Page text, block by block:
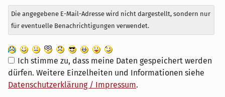
Die angegebene E-Mail-Adresse wird nicht dargestellt, sondern nur
für eventuelle Benachrichtigungen verwendet.
Ich stimme zu, dass meine Daten gespeichert werden
dürfen. Weitere Einzelheiten und Informationen siehe
Datenschutzerklärung / Impressum.